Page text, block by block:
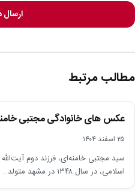
ارسال
مطالب مرتبط
عکس های خانوادگی مجتبی
۲۵ اسفند ۱۴۰۴
سید مجتبی خامنه‌ای، فرزند دوم
اسلامی، در سال ۱۳۴۸ در مشهد متولد…